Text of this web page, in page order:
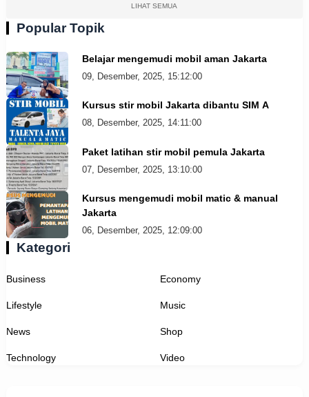
LIHAT SEMUA
Popular Topik
Belajar mengemudi mobil aman Jakarta
09, Desember, 2025, 15:12:00
Kursus stir mobil Jakarta dibantu SIM A
08, Desember, 2025, 14:11:00
Paket latihan stir mobil pemula Jakarta
07, Desember, 2025, 13:10:00
Kursus mengemudi mobil matic & manual
Jakarta
06, Desember, 2025, 12:09:00
Kategori
Business Economy
Lifestyle Music
News Shop
Technology Video